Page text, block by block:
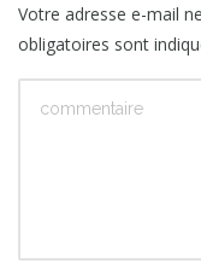
Votre adresse e-mail
obligatoires sont